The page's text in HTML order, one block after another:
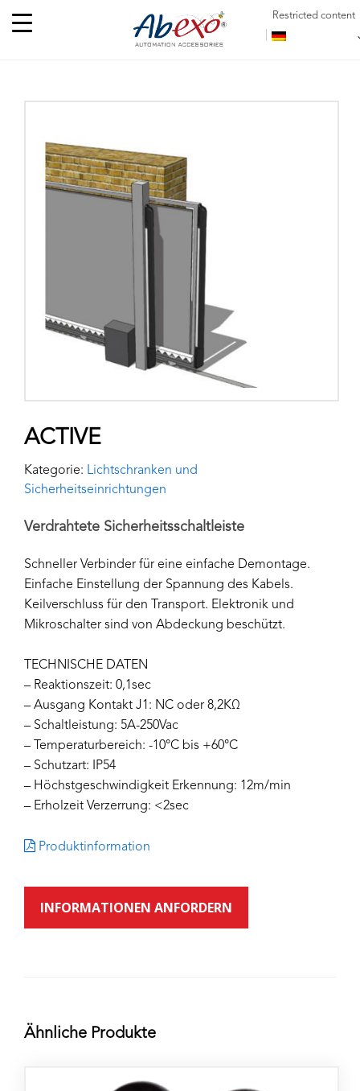
Restricted content
ACTIVE
Kategorie: Lichtschranken und
Sicherheitseinrichtungen
Verdrahtete Sicherheitsschaltleiste
Schneller Verbinder für eine einfache Demontage.
Einfache Einstellung der Spannung des Kabels.
Keilverschluss für den Transport. Elektronik und
Mikroschalter sind von Abdeckung beschützt.
TECHNISCHE DATEN
– Reaktionszeit: 0,1sec
– Ausgang Kontakt J1: NC oder 8,2KΩ
– Schaltleistung: 5A-250Vac
– Temperaturbereich: -10°C bis +60°C
– Schutzart: IP54
– Höchstgeschwindigkeit Erkennung: 12m/min
– Erholzeit Verzerrung: <2sec
Produktinformation
INFORMATIONEN ANFORDERN
Ähnliche Produkte